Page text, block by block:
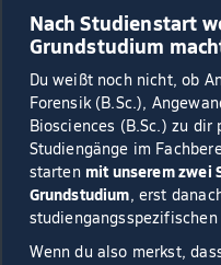
Nach Studienstart
Grundstudium
Du weißt noch nicht, ob
Forensik (B.Sc.),
Biosciences (B.Sc.) zu dir
Studiengänge im
starten mit unserem zwei
Grundstudium, erst
Wenn du also merkst,